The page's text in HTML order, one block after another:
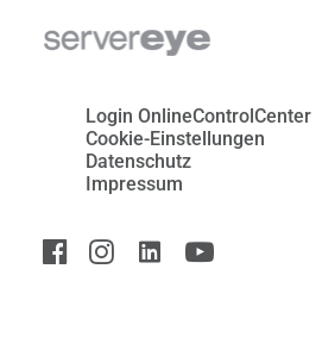
Login OnlineControlCenter
Cookie-Einstellungen
Datenschutz
Impressum